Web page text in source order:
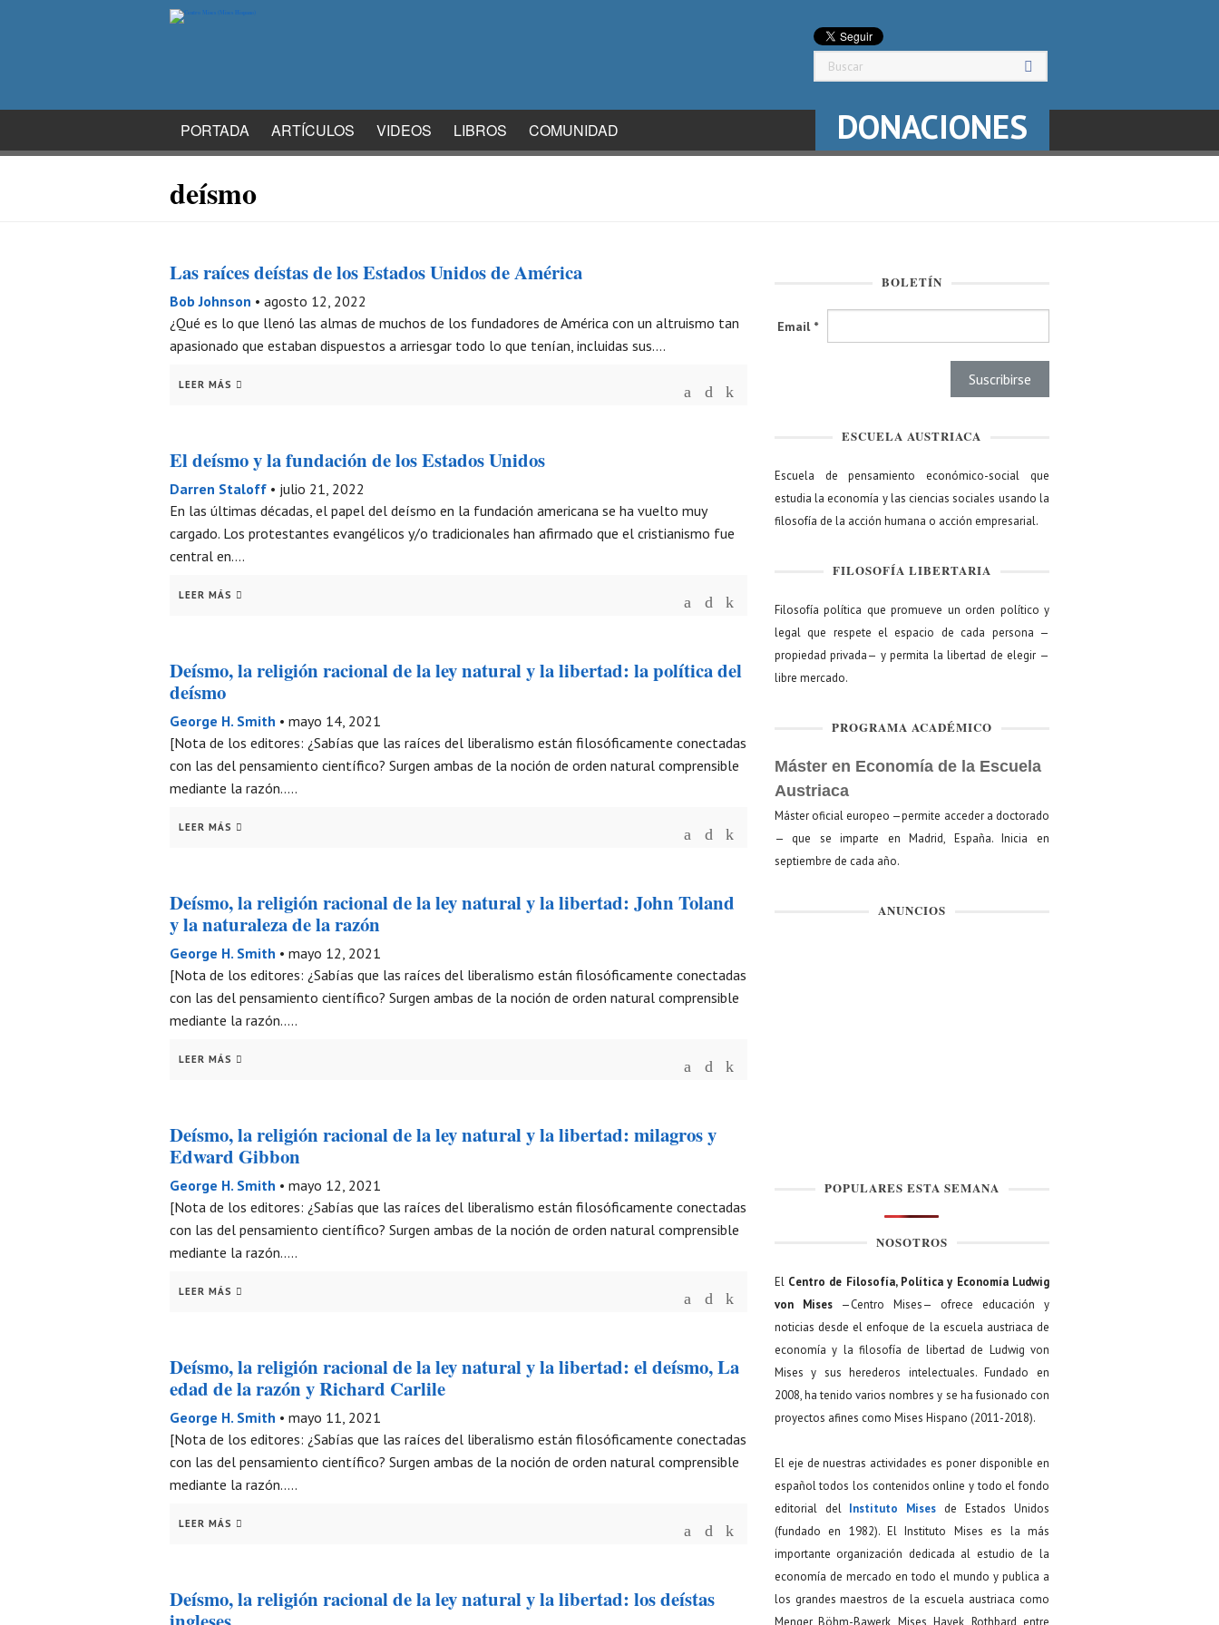
PORTADA ARTÍCULOS VIDEOS LIBROS COMUNIDAD
DONACIONES
deísmo
Las raíces deístas de los Estados Unidos de América
Bob Johnson • agosto 12, 2022
¿Qué es lo que llenó las almas de muchos de los fundadores de América con un altruismo tan
apasionado que estaban dispuestos a arriesgar todo lo que tenían, incluidas sus….
LEER MÁS
El deísmo y la fundación de los Estados Unidos
Darren Staloff • julio 21, 2022
En las últimas décadas, el papel del deísmo en la fundación americana se ha vuelto muy
cargado. Los protestantes evangélicos y/o tradicionales han afirmado que el cristianismo fue
central en….
LEER MÁS
Deísmo, la religión racional de la ley natural y la libertad: la política del
deísmo
George H. Smith • mayo 14, 2021
[Nota de los editores: ¿Sabías que las raíces del liberalismo están filosóficamente conectadas
con las del pensamiento científico? Surgen ambas de la noción de orden natural comprensible
mediante la razón…..
LEER MÁS
Deísmo, la religión racional de la ley natural y la libertad: John Toland
y la naturaleza de la razón
George H. Smith • mayo 12, 2021
[Nota de los editores: ¿Sabías que las raíces del liberalismo están filosóficamente conectadas
con las del pensamiento científico? Surgen ambas de la noción de orden natural comprensible
mediante la razón…..
LEER MÁS
Deísmo, la religión racional de la ley natural y la libertad: milagros y
Edward Gibbon
George H. Smith • mayo 12, 2021
[Nota de los editores: ¿Sabías que las raíces del liberalismo están filosóficamente conectadas
con las del pensamiento científico? Surgen ambas de la noción de orden natural comprensible
mediante la razón…..
LEER MÁS
Deísmo, la religión racional de la ley natural y la libertad: el deísmo, La
edad de la razón y Richard Carlile
George H. Smith • mayo 11, 2021
[Nota de los editores: ¿Sabías que las raíces del liberalismo están filosóficamente conectadas
con las del pensamiento científico? Surgen ambas de la noción de orden natural comprensible
mediante la razón…..
LEER MÁS
Deísmo, la religión racional de la ley natural y la libertad: los deístas
BOLETÍN
Email *
ESCUELA AUSTRIACA
Escuela de pensamiento económico-social que
estudia la economía y las ciencias sociales usando la
filosofía de la acción humana o acción empresarial.
FILOSOFÍA LIBERTARIA
Filosofía política que promueve un orden político y
legal que respete el espacio de cada persona —
propiedad privada— y permita la libertad de elegir —
libre mercado.
PROGRAMA ACADÉMICO
Máster en Economía de la Escuela
Austriaca
Máster oficial europeo —permite acceder a doctorado
— que se imparte en Madrid, España. Inicia en
septiembre de cada año.
ANUNCIOS
POPULARES ESTA SEMANA
NOSOTROS
El Centro de Filosofía, Política y Economía Ludwig
von Mises—Centro Mises— ofrece educación y
noticias desde el enfoque de la escuela austriaca de
economía y la filosofía de libertad de Ludwig von
Mises y sus herederos intelectuales. Fundado en
2008, ha tenido varios nombres y se ha fusionado con
proyectos afines como Mises Hispano (2011-2018).
El eje de nuestras actividades es poner disponible en
español todos los contenidos online y todo el fondo
editorial del Instituto Mises de Estados Unidos
(fundado en 1982). El Instituto Mises es la más
importante organización dedicada al estudio de la
economía de mercado en todo el mundo y publica a
los grandes maestros de la escuela austriaca como
Menger, Böhm-Bawerk, Mises, Hayek, Rothbard, entre